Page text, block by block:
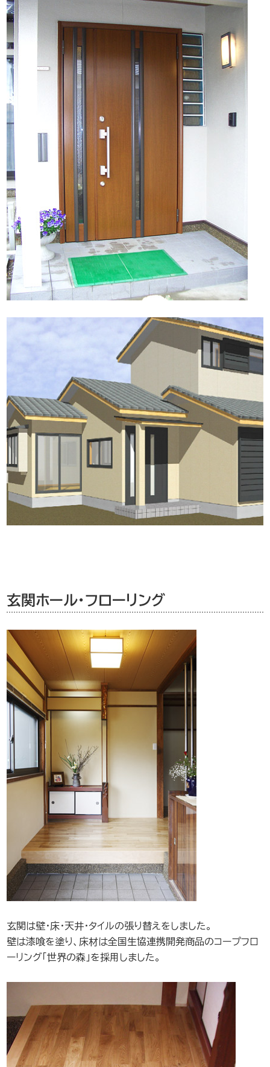
玄関ホール・フローリング
玄関は壁・床・天井・タイルの張り替えをしました。
壁は漆喰を塗り、床材は全国生協連携開発商品のコープフロ
ーリング「世界の森」を採用しました。